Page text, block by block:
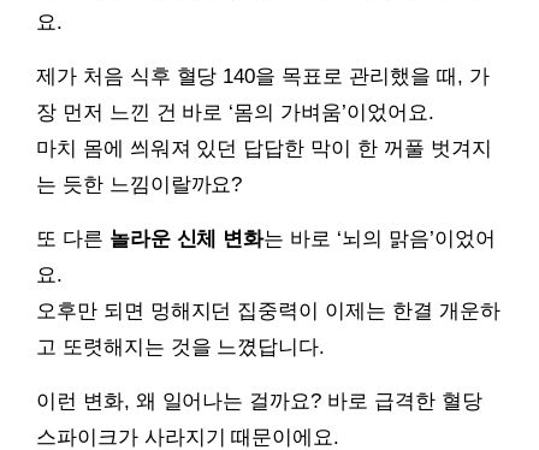
요.
제가 처음 식후 혈당 140을 목표로 관리했을 때, 가
장 먼저 느낀 건 바로 ‘몸의 가벼움’이었어요.
마치 몸에 씌워져 있던 답답한 막이 한 꺼풀 벗겨지
는 듯한 느낌이랄까요?
또 다른 놀라운 신체 변화는 바로 ‘뇌의 맑음’이었어
요.
오후만 되면 멍해지던 집중력이 이제는 한결 개운하
고 또렷해지는 것을 느꼈답니다.
이런 변화, 왜 일어나는 걸까요? 바로 급격한 혈당
스파이크가 사라지기 때문이에요.